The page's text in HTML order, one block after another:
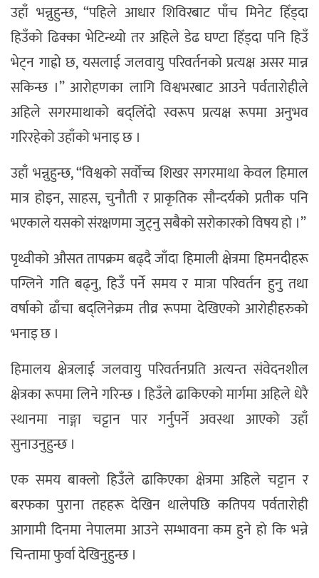
उहाँ भन्नुहुन्छ, “पहिले आधार शिविरबाट पाँच मिनेट हिँड्दा
हिउँको ढिक्का भेटिन्थ्यो तर अहिले डेढ घण्टा हिँड्दा पनि हिउँ
भेट्न गाह्रो छ, यसलाई जलवायु परिवर्तनको प्रत्यक्ष असर मान्न
सकिन्छ ।” आरोहणका लागि विश्वभरबाट आउने पर्वतारोहीले
अहिले सगरमाथाको बद्लिँदो स्वरूप प्रत्यक्ष रूपमा अनुभव
गरिरहेको उहाँको भनाइ छ ।
उहाँ भन्नुहुन्छ, “विश्वको सर्वोच्च शिखर सगरमाथा केवल हिमाल
मात्र होइन, साहस, चुनौती र प्राकृतिक सौन्दर्यको प्रतीक पनि
भएकाले यसको संरक्षणमा जुट्नु सबैको सरोकारको विषय हो ।”
पृथ्वीको औसत तापक्रम बढ्दै जाँदा हिमाली क्षेत्रमा हिमनदीहरू
पग्लिने गति बढ्नु, हिउँ पर्ने समय र मात्रा परिवर्तन हुनु तथा
वर्षाको ढाँचा बद्लिनेक्रम तीव्र रूपमा देखिएको आरोहीहरुको
भनाइ छ ।
हिमालय क्षेत्रलाई जलवायु परिवर्तनप्रति अत्यन्त संवेदनशील
क्षेत्रका रूपमा लिने गरिन्छ । हिउँले ढाकिएको मार्गमा अहिले धेरै
स्थानमा नाङ्गा चट्टान पार गर्नुपर्ने अवस्था आएको उहाँ
सुनाउनुहुन्छ ।
एक समय बाक्लो हिउँले ढाकिएका क्षेत्रमा अहिले चट्टान र
बरफका पुराना तहहरू देखिन थालेपछि कतिपय पर्वतारोही
आगामी दिनमा नेपालमा आउने सम्भावना कम हुने हो कि भन्ने
चिन्तामा फुर्वा देखिनुहुन्छ ।